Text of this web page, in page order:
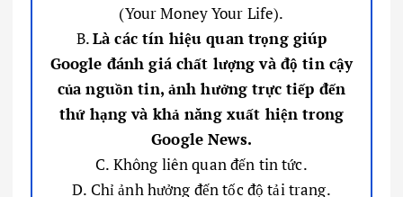
(Your Money Your Life).
B.Là các tín hiệu quan trọng giúp
Google đánh giá chất lượng và độ tin cậy
của nguồn tin, ảnh hưởng trực tiếp đến
thứ hạng và khả năng xuất hiện trong
Google News.
C. Không liên quan đến tin tức.
D. Chỉ ảnh hưởng đến tốc độ tải trang.